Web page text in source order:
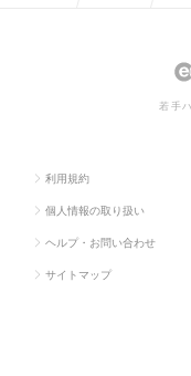
若手
利用規約
個人情報の取り扱い
ヘルプ・お問い合わせ
サイトマップ